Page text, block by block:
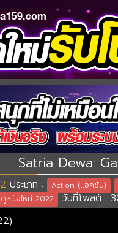
Satria Dewa:
ประเภท : Action (แอคชั่น)
ดูหนังใหม่ 2022 วันที่โพสต์ :